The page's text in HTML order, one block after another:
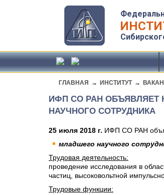
ГЛАВНАЯ → ИНСТИТУТ →
ИФП СО РАН ОБЪЯВЛЯЕТ
НАУЧНОГО СОТРУДНИКА
25 июля 2018 г. ИФП СО РАН
младшего научного
Трудовая деятельность:
проведение исследования в
частиц, высоковольтной
Трудовые функции: